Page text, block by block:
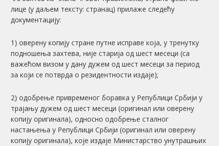
лице (у даљем тексту: странац) прилаже следећу
документацију:
1) оверену копију стране путне исправе која, у тренутку
подношења захтева, није старија од шест месеци (са
важећом визом у дану дужем од шест месеци за период
за који се потврда о резидентности издаје);
2) одобрење привременог боравка у Републици Србији у
трајању дужем од шест месеци (оригинал или оверену
копију оригинала), односно одобрење сталног
настањења у Републици Србији (оригинал или оверену
копију оригинала), које издаје Министарство унутрашњих